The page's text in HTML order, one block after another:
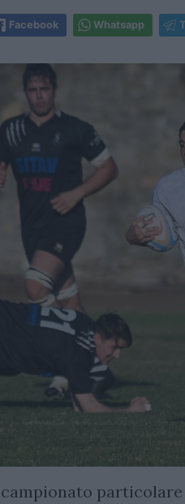
Facebook Whatsapp
campionato